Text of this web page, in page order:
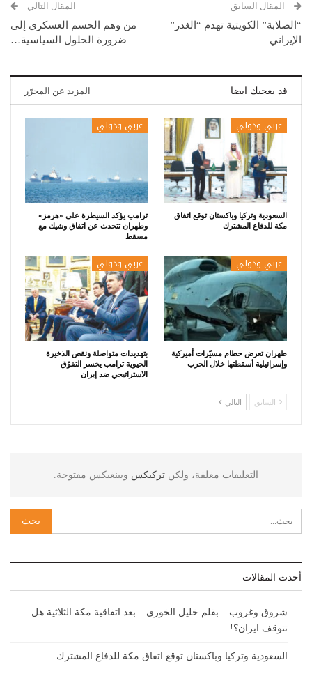
المقال السابق
“الصلابة” الكويتية تهدم “الغدر”
الإيراني
المقال التالي
من وهم الحسم العسكري إلى
ضرورة الحلول السياسية…
قد يعجبك ايضا المزيد عن المحرّر
عربي ودولي
السعودية وتركيا وباكستان توقع اتفاق
مكة للدفاع المشترك
عربي ودولي
ترامب يؤكد السيطرة على «هرمز»
وطهران تتحدث عن اتفاق وشيك مع
مسقط
عربي ودولي
طهران تعرض حطام مسيّرات أميركية
وإسرائيلية أسقطتها خلال الحرب
عربي ودولي
بتهديدات متواصلة ونقص الذخيرة
الحيوية ترامب يخسر التفوّق
الاستراتيجي ضد إيران
السابق التالي
التعليقات مغلقة، ولكن تركبكس وبينغبكس مفتوحة.
أحدث المقالات
شروق وغروب – بقلم خليل الخوري – بعد اتفاقية مكة الثلاثية هل
تتوقف ايران؟!
السعودية وتركيا وباكستان توقع اتفاق مكة للدفاع المشترك